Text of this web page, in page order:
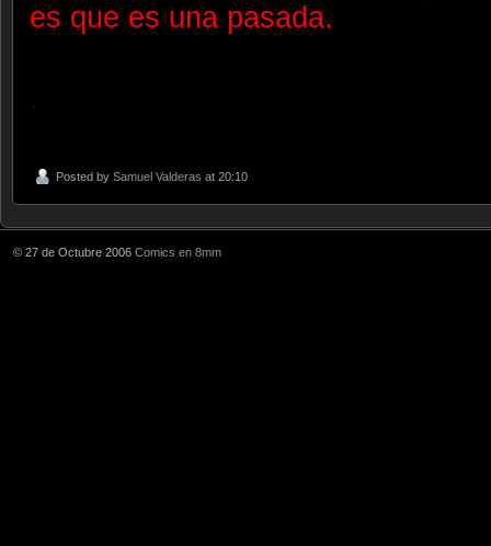
es que es una pasada.
Posted by Samuel Valderas at 20:10
© 27 de Octubre 2006 Comics en 8mm